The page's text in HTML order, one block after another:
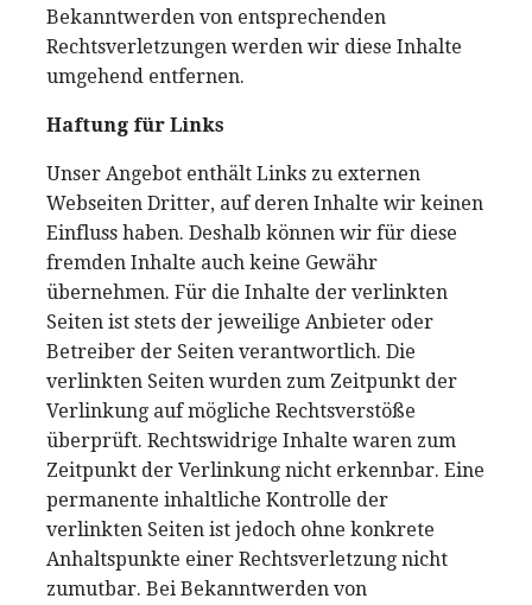
Bekanntwerden von entsprechenden
Rechtsverletzungen werden wir diese Inhalte
umgehend entfernen.
Haftung für Links
Unser Angebot enthält Links zu externen
Webseiten Dritter, auf deren Inhalte wir keinen
Einfluss haben. Deshalb können wir für diese
fremden Inhalte auch keine Gewähr
übernehmen. Für die Inhalte der verlinkten
Seiten ist stets der jeweilige Anbieter oder
Betreiber der Seiten verantwortlich. Die
verlinkten Seiten wurden zum Zeitpunkt der
Verlinkung auf mögliche Rechtsverstöße
überprüft. Rechtswidrige Inhalte waren zum
Zeitpunkt der Verlinkung nicht erkennbar. Eine
permanente inhaltliche Kontrolle der
verlinkten Seiten ist jedoch ohne konkrete
Anhaltspunkte einer Rechtsverletzung nicht
zumutbar. Bei Bekanntwerden von